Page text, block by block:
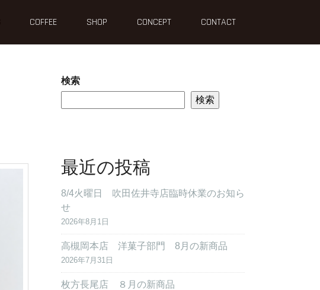
COFFEE SHOP CONCEPT CONTACT
検索
検索
最近の投稿
8/4火曜日 吹田佐井寺店臨時休業のお知ら
せ
2026年8月1日
高槻岡本店 洋菓子部門 8月の新商品
2026年7月31日
枚方長尾店 ８月の新商品